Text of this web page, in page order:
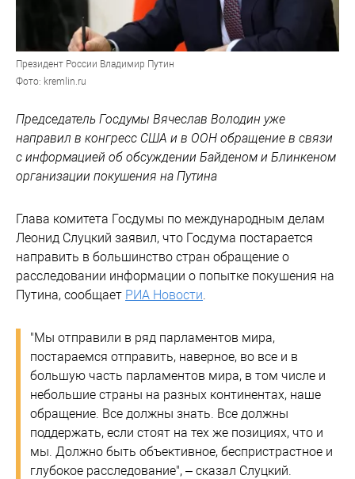
Президент России Владимир Путин
Фото: kremlin.ru
Председатель Госдумы Вячеслав Володин уже
направил в конгресс США и в ООН обращение в связи
с информацией об обсуждении Байденом и Блинкеном
организации покушения на Путина
Глава комитета Госдумы по международным делам
Леонид Слуцкий заявил, что Госдума постарается
направить в большинство стран обращение о
расследовании информации о попытке покушения на
Путина, сообщает РИА Новости
"Мы отправили в ряд парламентов мира,
постараемся отправить, наверное, во все и в
большую часть парламентов мира, в том числе и
небольшие страны на разных континентах, наше
обращение. Все должны знать. Все должны
поддержать, если стоят на тех же позициях, что и
мы. Должно быть объективное, беспристрастное и
глубокое расследование", – сказал Слуцкий.